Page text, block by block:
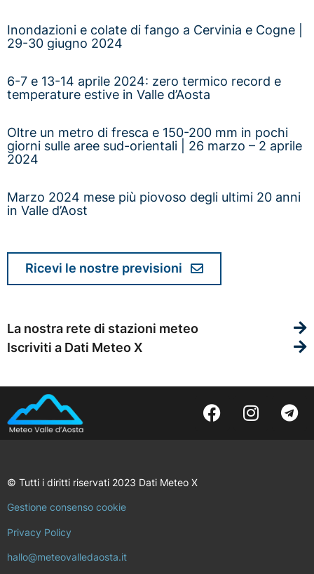
Inondazioni e colate di fango a Cervinia e Cogne |
29-30 giugno 2024
6-7 e 13-14 aprile 2024: zero termico record e
temperature estive in Valle d’Aosta
Oltre un metro di fresca e 150-200 mm in pochi
giorni sulle aree sud-orientali | 26 marzo – 2 aprile
2024
Marzo 2024 mese più piovoso degli ultimi 20 anni
in Valle d’Aost
Ricevi le nostre previsioni
La nostra rete di stazioni meteo
Iscriviti a Dati Meteo X
© Tutti i diritti riservati 2023 Dati Meteo X
Gestione consenso cookie
Privacy Policy
hallo@meteovalledaosta.it